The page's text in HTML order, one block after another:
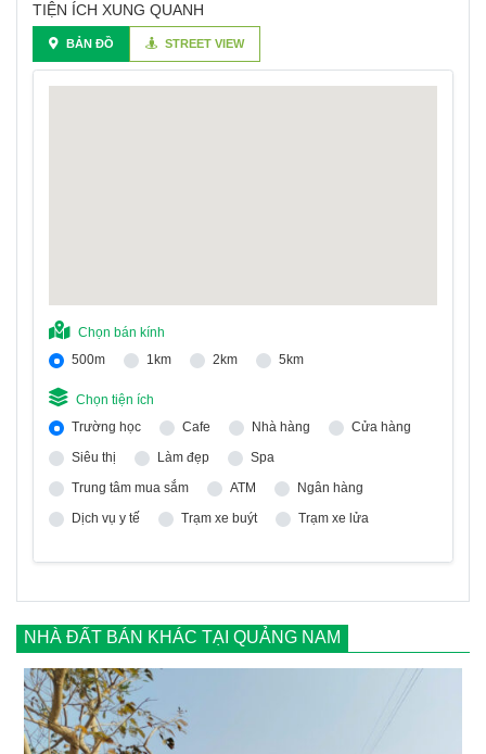
TIỆN ÍCH XUNG QUANH
BẢN ĐỒ STREET VIEW
Chọn bán kính
500m
1km 2km 5km
Chọn tiện ích
Trường học
Cafe Nhà hàng
Cửa hàng
Siêu thị
Làm đẹp
Spa
Trung tâm mua sắm
ATM
Ngân hàng
Dịch vụ y tế
Trạm xe buýt Trạm xe lửa
NHÀ ĐẤT BÁN KHÁC TẠI QUẢNG NAM